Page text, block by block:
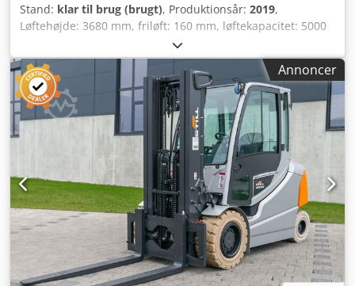
Stand: klar til brug (brugt), Produktionsår: 2019,
Løftehøjde: 3680 mm, friløft: 160 mm, løftekapacitet: 5000
kg, lastens tyngdepunkt: 500 mm, sideskifter: 1310 mm,
sideskift: +/-100 mm, gaffellængde: 1600 mm, tværsnit: 130
mm/60 mm, batterivægt: ca. 2200 kg. Maskindimensioner
Y/Z: ca. 1400 mm/3700 mm, driftstimer: ca. 3416 t.
Dokumentation tilgængelig. Besigtigelse på stedet er
mulig. Crsdpfx Afexwn Iuopef
Annoncer